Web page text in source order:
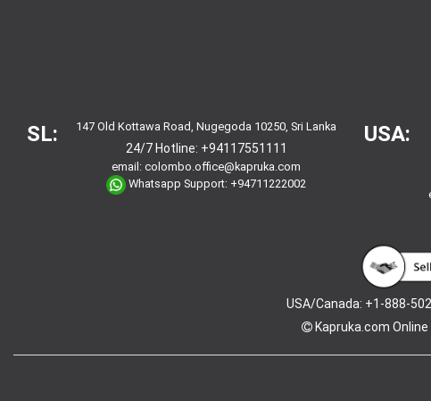
SL: 147 Old Kottawa Road, Nugegoda 10250, Sri Lanka
24/7 Hotline: +94117551111
email:colombo.office@kapruka.com
Whatsapp Support: +94711222002
USA:
USA/Canada: +1-888-
Kapruka.com